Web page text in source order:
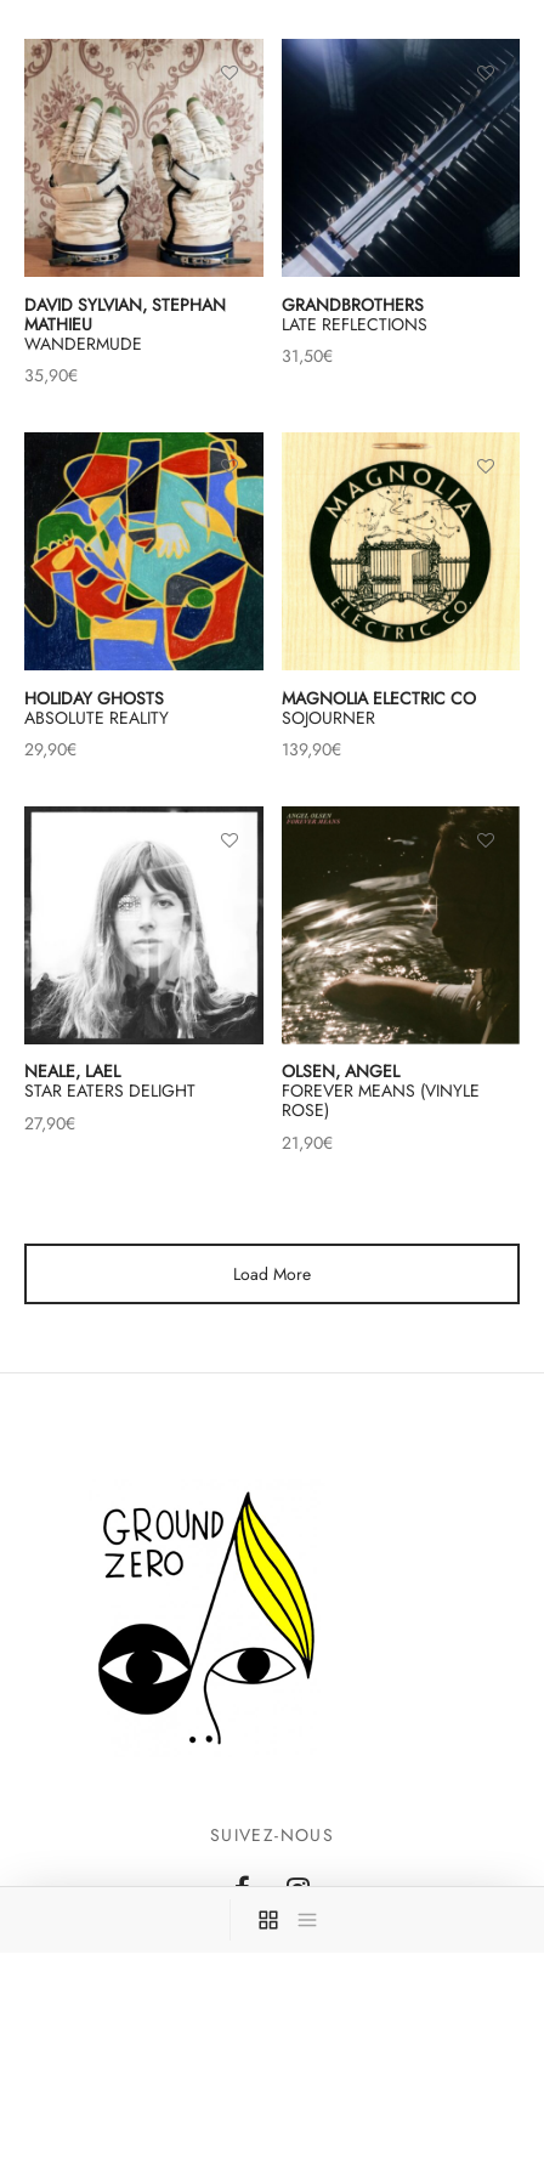
DAVID SYLVIAN, STEPHAN
MATHIEU
WANDERMUDE
35,90€
GRANDBROTHERS
LATE REFLECTIONS
31,50€
HOLIDAY GHOSTS
ABSOLUTE REALITY
29,90€
MAGNOLIA ELECTRIC CO
SOJOURNER
139,90€
NEALE, LAEL
STAR EATERS DELIGHT
27,90€
OLSEN, ANGEL
FOREVER MEANS (VINYLE
ROSE)
21,90€
Load More
SUIVEZ-NOUS